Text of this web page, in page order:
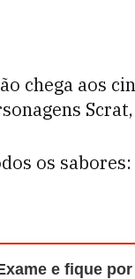
chega aos
os
e fique